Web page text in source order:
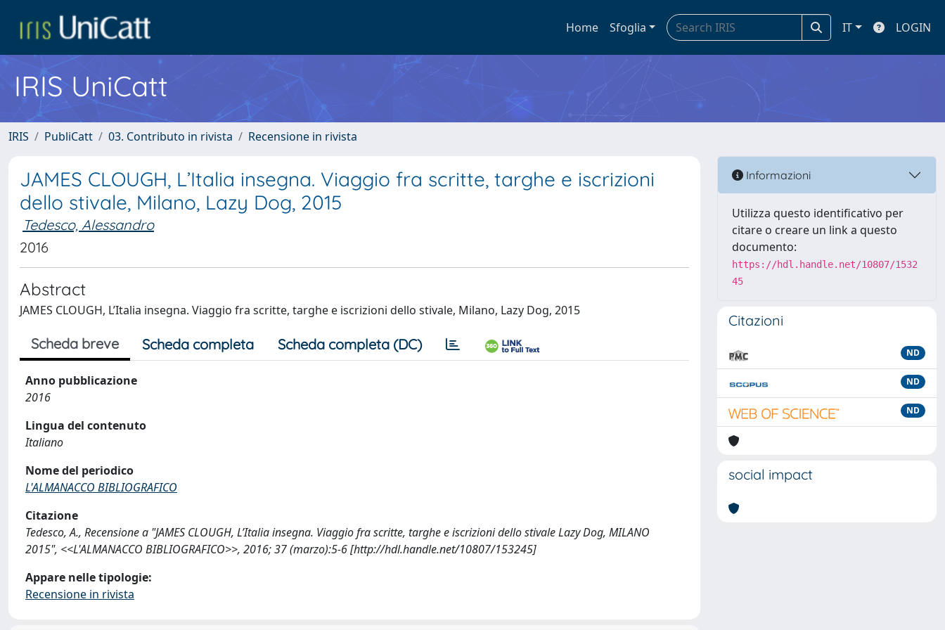
Home Sfoglia IT LOGIN
IRIS UniCatt
IRIS PubliCatt 03. Contributo in rivista Recensione in rivista
JAMES CLOUGH, L’Italia insegna. Viaggio fra scritte, targhe e iscrizioni
dello stivale, Milano, Lazy Dog, 2015
Tedesco, Alessandro
2016
Abstract
JAMES CLOUGH, L’Italia insegna. Viaggio fra scritte, targhe e iscrizioni dello stivale, Milano, Lazy Dog, 2015
Scheda breve Scheda completa Scheda completa (DC)
Anno pubblicazione
2016
Lingua del contenuto
Italiano
Nome del periodico
L'ALMANACCO BIBLIOGRAFICO
Citazione
Tedesco, A., Recensione a "JAMES CLOUGH, L’Italia insegna. Viaggio fra scritte, targhe e iscrizioni dello stivale Lazy Dog, MILANO
2015", <<L'ALMANACCO BIBLIOGRAFICO>>, 2016; 37 (marzo):5-6 [http://hdl.handle.net/10807/153245]
Appare nelle tipologie:
Recensione in rivista
Informazioni
Utilizza questo identificativo per
citare o creare un link a questo
documento:
https://hdl.handle.net/10807/1532
45
Citazioni
ND
ND
ND
social impact